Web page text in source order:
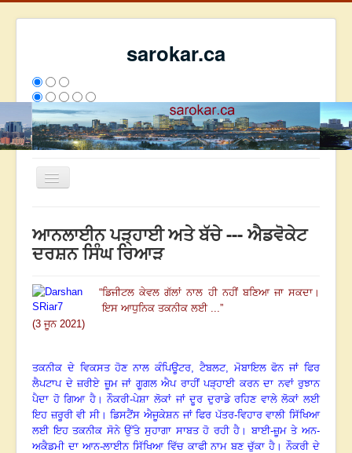
sarokar.ca
Toggle
ਰਚਨਾਵਾਂ
ਸੰਪਰਕ
We have 258 guests and no members online
ਆਨਲਾਈਨ ਪੜ੍ਹਾਈ ਅਤੇ ਬੱਚੇ --- ਐਡਵੋਕੇਟ
ਦਰਸ਼ਨ ਸਿੰਘ ਰਿਆੜ
“ਡਿਜੀਟਲ ਕੇਵਲ ਗੱਲਾਂ ਨਾਲ ਹੀ ਨਹੀਂ ਬਣਿਆ ਜਾ ਸਕਦਾ ।
ਇਸ ਆਧੁਨਿਕ ਤਕਨੀਕ ਲਈ ...”
(3 ਜੂਨ 2021)
ਤਕਨੀਕ ਦੇ ਵਿਕਸਤ ਹੋਣ ਨਾਲ ਕੰਪਿਊਟਰ, ਟੈਬਲਟ, ਮੋਬਾਇਲ ਫੋਨ ਜਾਂ ਫਿਰ
ਲੈਪਟਾਪ ਦੇ ਜ਼ਰੀਏ ਜ਼ੂਮ ਜਾਂ ਗੂਗਲ ਐਪ ਰਾਹੀਂ ਪੜ੍ਹਾਈ ਕਰਨ ਦਾ ਨਵਾਂ ਰੁਝਾਨ
ਪੈਦਾ ਹੋ ਗਿਆ ਹੈ।ਨੌਕਰੀ-ਪੇਸ਼ਾ ਲੋਕਾਂ ਜਾਂ ਦੂਰ ਦੁਰਾਡੇ ਰਹਿਣ ਵਾਲੇ ਲੋਕਾਂ ਲਈ
ਇਹ ਜ਼ਰੂਰੀ ਵੀ ਸੀ।ਡਿਸਟੈਂਸ ਐਜੂਕੇਸ਼ਨ ਜਾਂ ਫਿਰ ਪੱਤਰ-ਵਿਹਾਰ ਵਾਲੀ ਸਿੱਖਿਆ
ਲਈ ਇਹ ਤਕਨੀਕ ਸੋਨੇ ਉੱਤੇ ਸੁਹਾਗਾ ਸਾਬਤ ਹੋ ਰਹੀ ਹੈ । ਬਾਈ-ਜ਼ੂਮ ਤੇ ਅਨ-
ਅਕੈਡਮੀ ਦਾ ਆਨ-ਲਾਈਨ ਸਿੱਖਿਆ ਵਿੱਚ ਕਾਫੀ ਨਾਮ ਬਣ ਚੁੱਕਾ ਹੈ ।ਨੌਕਰੀ ਦੇ